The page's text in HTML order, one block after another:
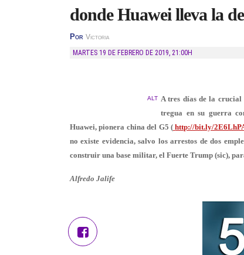
donde Huawei lleva la
Por Victoria
MARTES 19 DE FEBRERO DE 2019, 21:00H
ALT A tres días de la
tregua en su guerra
Huawei, pionera china del G5 ( http://bit.ly/
no existe evidencia, salvo los arrestos de dos
construir una base militar, el Fuerte Trump (sic),
Alfredo Jalife